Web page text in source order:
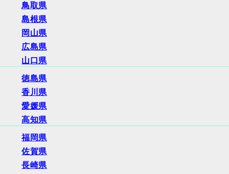
鳥取県
島根県
岡山県
広島県
山口県
徳島県
香川県
愛媛県
高知県
福岡県
佐賀県
長崎県